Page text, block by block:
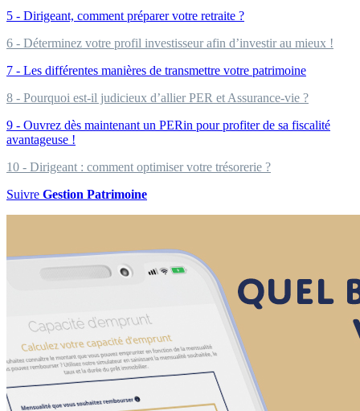
5 - Dirigeant, comment préparer votre retraite ?
6 - Déterminez votre profil investisseur afin d’investir au mieux !
7 - Les différentes manières de transmettre votre patrimoine
8 - Pourquoi est-il judicieux d’allier PER et Assurance-vie ?
9 - Ouvrez dès maintenant un PERin pour profiter de sa fiscalité
avantageuse !
10 - Dirigeant : comment optimiser votre trésorerie ?
Suivre Gestion Patrimoine